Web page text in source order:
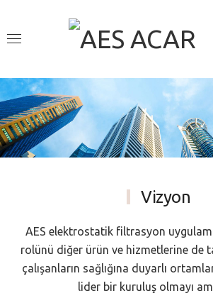
Vizyon
AES elektrostatik filtrasyon
rolünü diğer ürün ve hizmetlerine de
çalışanların sağlığına duyarlı
lider bir kuruluş olmayı